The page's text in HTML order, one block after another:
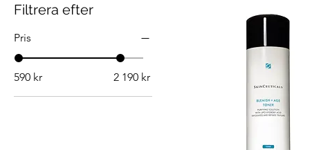
Filtrera efter
Pris
590 kr 2 190 kr